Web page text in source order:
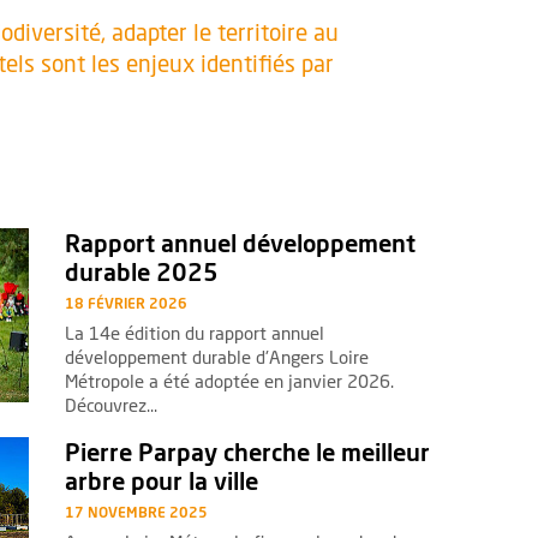
adapter le territoire au
sont les enjeux identifiés par
Rapport annuel développement
durable 2025
18 FÉVRIER 2026
La 14e édition du rapport annuel
développement durable d'Angers Loire
Métropole a été adoptée en janvier 2026.
Découvrez...
annuel développement durable 2025
Pierre Parpay cherche le meilleur
arbre pour la ville
17 NOVEMBRE 2025
Parpay cherche le meilleur arbre pour la ville